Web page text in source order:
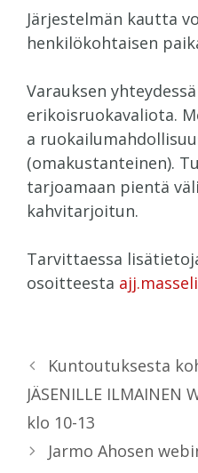
Järjestelmän kautta
henkilökohtaisen
Varauksen
erikoisruokavaliota.
a
(omakustanteinen).
tarjoamaan pientä
kahvitarjoitun.
Tarvittaessa
osoitteesta
Kuntoutuksesta
JÄSENILLE ILMAINEN
klo 10-13
Jarmo Ahosen